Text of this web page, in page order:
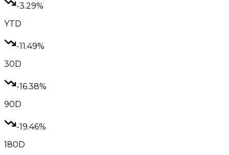
-3.29%
YTD
-11.49%
30D
-16.38%
90D
-19.46%
180D